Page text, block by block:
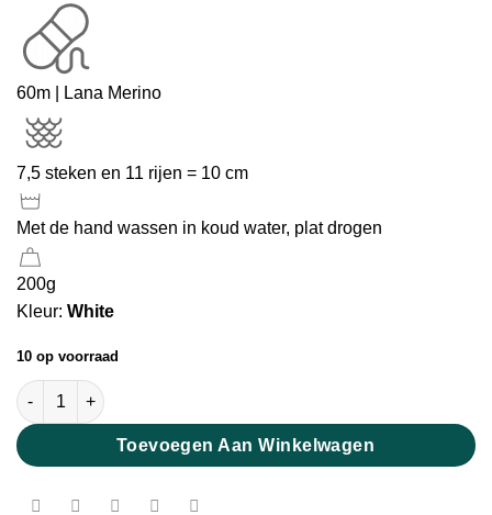
60m | Lana Merino
7,5 steken en 11 rijen = 10 cm
Met de hand wassen in koud water, plat drogen
200g
Kleur: White
10 op voorraad
DIY Fijne Merino XXL Wol White aantal
Toevoegen Aan Winkelwagen